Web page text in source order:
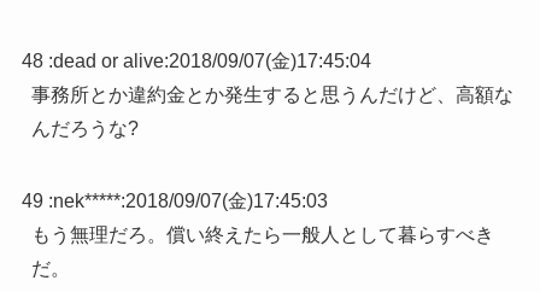
48 :dead or alive:2018/09/07(金)17:45:04
事務所とか違約金とか発生すると思うんだけど、高額な
んだろうな?
49 :nek*****:2018/09/07(金)17:45:03
もう無理だろ。償い終えたら一般人として暮らすべき
だ。